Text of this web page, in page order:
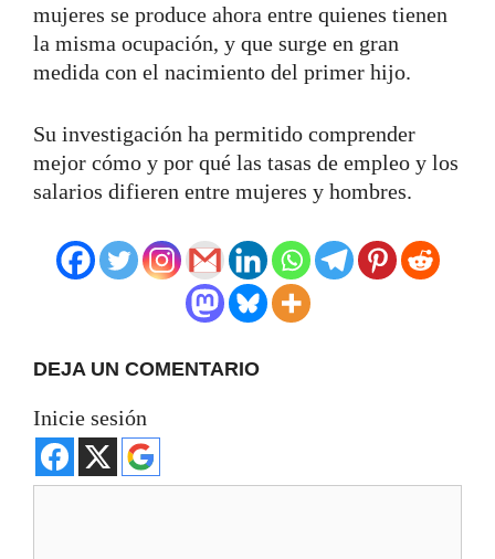
mujeres se produce ahora entre quienes tienen
la misma ocupación, y que surge en gran
medida con el nacimiento del primer hijo.
Su investigación ha permitido comprender
mejor cómo y por qué las tasas de empleo y los
salarios difieren entre mujeres y hombres.
DEJA UN COMENTARIO
Inicie sesión